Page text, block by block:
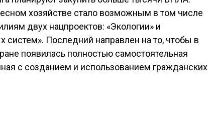
хозяйстве стало возможным в том числе
двух нацпроектов: «Экологии» и
систем». Последний направлен на то, чтобы в
появилась полностью самостоятельная
с созданием и использованием гражданских